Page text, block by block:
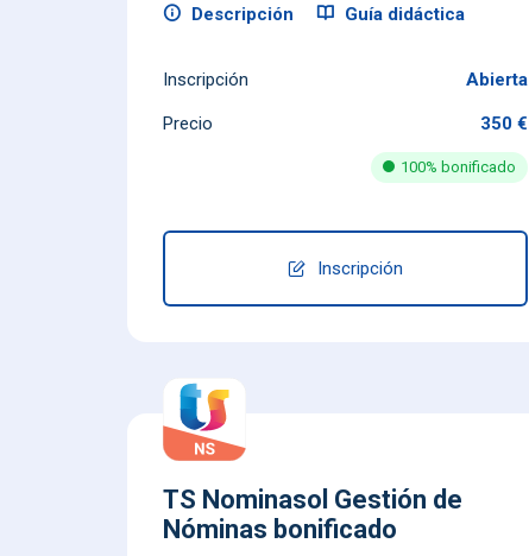
Descripción Guía didáctica
Inscripción Abierta
Precio 350 €
100% bonificado
Inscripción
TS Nominasol Gestión de
Nóminas bonificado